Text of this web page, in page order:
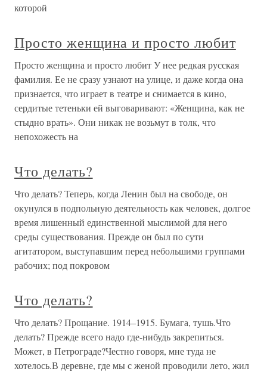
которой
Просто женщина и просто любит
Просто женщина и просто любит У нее редкая русская
фамилия. Ее не сразу узнают на улице, и даже когда она
признается, что играет в театре и снимается в кино,
сердитые тетеньки ей выговаривают: «Женщина, как не
стыдно врать». Они никак не возьмут в толк, что
непохожесть на
Что делать?
Что делать? Теперь, когда Ленин был на свободе, он
окунулся в подпольную деятельность как человек, долгое
время лишенный единственной мыслимой для него
среды существования. Прежде он был по сути
агитатором, выступавшим перед небольшими группами
рабочих; под покровом
Что делать?
Что делать? Прощание. 1914–1915. Бумага, тушь.Что
делать? Прежде всего надо где-нибудь закрепиться.
Может, в Петрограде?Честно говоря, мне туда не
хотелось.В деревне, где мы с женой проводили лето, жил